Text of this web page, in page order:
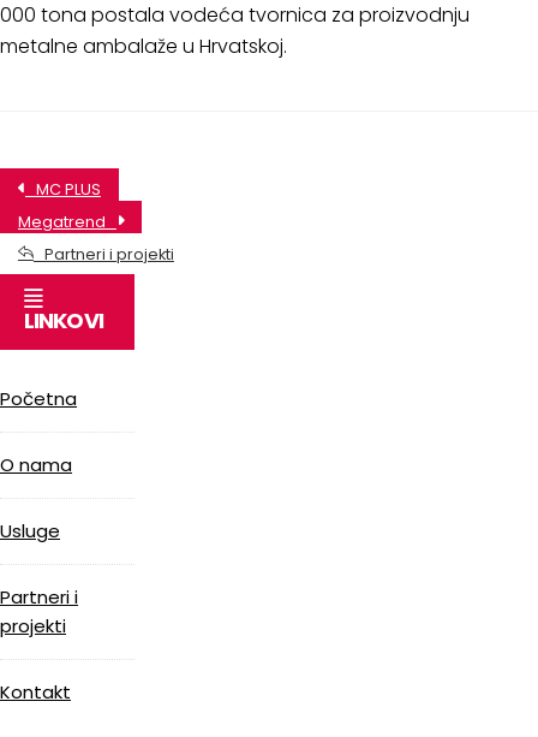
000 tona postala vodeća tvornica za proizvodnju
metalne ambalaže u Hrvatskoj.
MC PLUS
Megatrend
Partneri i projekti
LINKOVI
Početna
O nama
Usluge
Partneri i
projekti
Kontakt